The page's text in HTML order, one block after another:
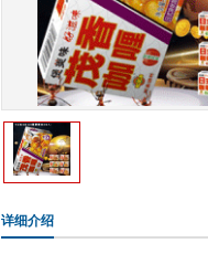
详细介绍